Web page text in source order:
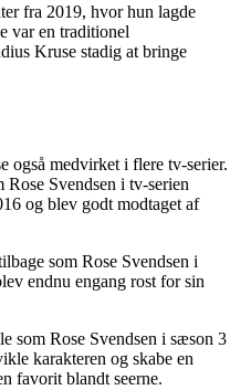
fra 2019, hvor hun lagde
var en traditionel
Kruse stadig at bringe
også medvirket i flere tv-serier.
Rose Svendsen i tv-serien
og blev godt modtaget af
som Rose Svendsen i
endnu engang rost for sin
som Rose Svendsen i sæson 3
karakteren og skabe en
favorit blandt seerne.